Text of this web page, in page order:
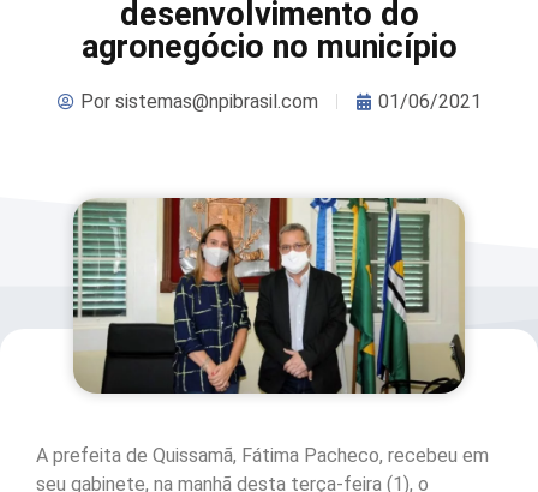
desenvolvimento do
agronegócio no município
Porsistemas@npibrasil.com 01/06/2021
A prefeita de Quissamã, Fátima Pacheco, recebeu em
seu gabinete, na manhã desta terça-feira (1), o